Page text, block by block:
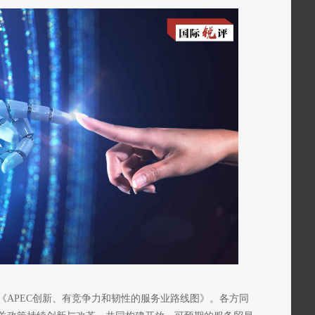
创新、有竞争力和韧性的服务业路线图》。各方同